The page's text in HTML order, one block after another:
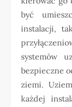
być
instalacji,
systemów
bezpieczne
ziemi.
każdej